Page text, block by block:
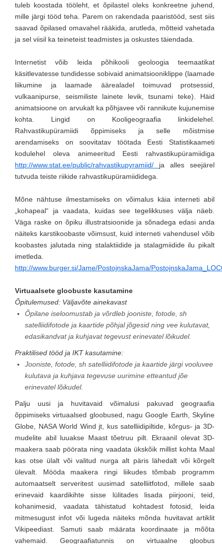
tuleb koostada tööleht, et õpilastel oleks konkreetne juhend,
mille järgi tööd teha. Parem on rakendada paaristööd, sest siis
saavad õpilased omavahel rääkida, arutleda, mõtteid vahetada
ja sel viisil ka teineteist teadmistes ja oskustes täiendada.
Internetist võib leida põhikooli geoloogia teemaatikat
käsitlevatesse tundidesse sobivaid animatsiooniklippe (laamade
liikumine ja laamade äärealadel toimuvad protsessid,
vulkaanipurse, seismiliste lainete levik, tsunami teke). Häid
animatsioone on arvukalt ka põhjavee või rannikute kujunemise
kohta. Lingid on Kooligeograafia linkidelehel.
Rahvastikupüramiidi õppimiseks ja selle mõistmise
arendamiseks on soovitatav töötada Eesti Statistikaameti
kodulehel oleva animeeritud Eesti rahvastikupüramiidiga
http://www.stat.ee/public/rahvastikupyramiid/ ja alles seejärel
tutvuda teiste riikide rahvastikupüramiididega.
Mõne nähtuse ilmestamiseks on võimalus käia interneti abil
„kohapeal“ ja vaadata, kuidas see tegelikkuses välja näeb.
Väga raske on õpiku illustratsioonide ja sõnadega edasi anda
näiteks karstikoobaste võimsust, kuid interneti vahendusel võib
koobastes jalutada ning stalaktiidide ja stalagmiidide ilu pikalt
imetleda.
http://www.burger.si/Jame/PostojnskaJama/
Virtuaalsete gloobuste kasutamine
Õpitulemused: Väljavõte ainekavast
Õpilane iseloomustab ja võrdleb jooniste, fotode, sh
satelliidifotode ja kaartide põhjal jõgesid ning vee kulutavat,
edasikandvat ja kuhjavat tegevust erinevatel lõikudel.
Praktilised tööd ja IKT kasutamine:
Jooniste, fotode, sh satelliidifotode ja kaartide järgi vooluvee
kulutava ja kuhjava tegevuse uurimine etteantud jõe
erinevatel lõikudel.
Palju uusi ja huvitavaid võimalusi pakuvad geograafia
õppimiseks virtuaalsed gloobused, nagu Google Earth, Skyline
Globe, NASA World Wind jt, kus satelliidipiltide, kõrgus- ja 3D-
mudelite abil luuakse Maast tõetruu pilt. Ekraanil olevat 3D-
maakera saab pöörata ning vaadata ükskõik millist kohta Maal
kas otse ülalt või valitud nurga alt päris lähedalt või kõrgelt
ülevalt. Mööda maakera ringi liikudes tõmbab programm
automaatselt serveritest uusimad satelliitfotod, millele saab
erinevaid kaardikihte sisse lülitades lisada piirjooni, teid,
kohanimesid, vaadata tähistatud kohtadest fotosid, leida
mitmesugust infot või lugeda näiteks mõnda huvitavat artiklit
Vikipeediast. Samuti saab määrata koordinaate ja mõõta
vahemaid. Geograafiatunnis on virtuaalne gloobus